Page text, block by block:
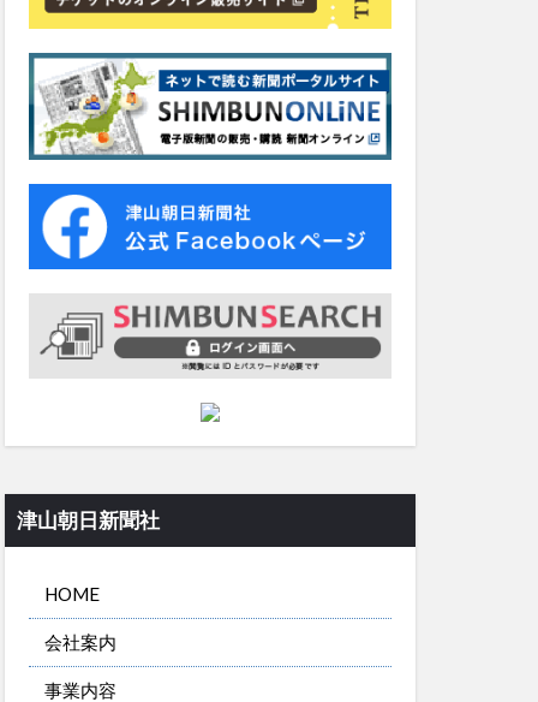
津山朝日新聞社
HOME
会社案内
事業内容